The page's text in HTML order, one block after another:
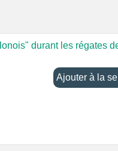
durant les régates
Ajouter à